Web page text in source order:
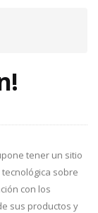
tener un sitio
sobre
con los
sus productos y